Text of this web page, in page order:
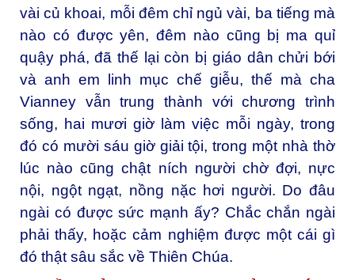
vài củ khoai, mỗi đêm chỉ ngủ vài, ba tiếng mà
nào có được yên, đêm nào cũng bị ma quỉ
quậy phá, đã thế lại còn bị giáo dân chửi bới
và anh em linh mục chế giễu, thế mà cha
Vianney vẫn trung thành với chương trình
sống, hai mươi giờ làm việc mỗi ngày, trong
đó có mười sáu giờ giải tội, trong một nhà thờ
lúc nào cũng chật ních người chờ đợi, nực
nội, ngột ngạt, nồng nặc hơi người. Do đâu
ngài có được sức mạnh ấy? Chắc chắn ngài
phải thấy, hoặc cảm nghiệm được một cái gì
đó thật sâu sắc về Thiên Chúa.